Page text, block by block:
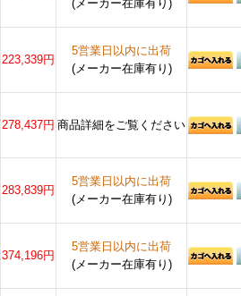
(メーカー在庫有り)
223,339円
5営業日以内に出荷
(メーカー在庫有り)
278,437円 商品詳細をご覧ください
283,839円
5営業日以内に出荷
(メーカー在庫有り)
374,196円
5営業日以内に出荷
(メーカー在庫有り)